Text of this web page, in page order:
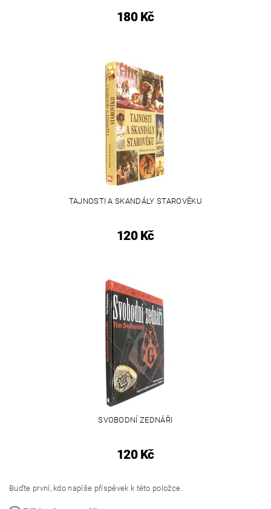
180 Kč
TAJNOSTI A SKANDÁLY STAROVĚKU
120 Kč
SVOBODNÍ ZEDNÁŘI
120 Kč
Buďte první, kdo napíše příspěvek k této položce.